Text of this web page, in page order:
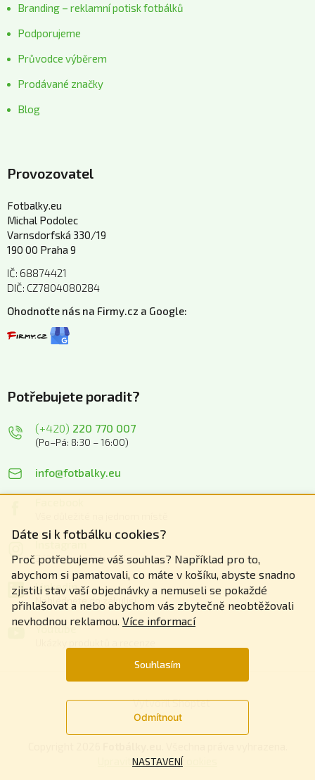
Dáte si k fotbálku cookies?
Proč potřebujeme váš souhlas? Například pro to,
abychom si pamatovali, co máte v košíku, abyste snadno
zjistili stav vaší objednávky a nemuseli se pokaždé
přihlašovat a nebo abychom vás zbytečně neobtěžovali
nevhodnou reklamou. Více informací
Souhlasím
NASTAVENÍ
Odmítnout
Branding – reklamní potisk fotbálků
Podporujeme
Průvodce výběrem
Prodávané značky
Blog
Provozovatel
Fotbalky.eu
Michal Podolec
Varnsdorfská 330/19
190 00 Praha 9
IČ: 68874421
DIČ: CZ7804080284
Ohodnoťte nás na Firmy.cz a Google:
Potřebujete poradit?
(+420) 220 770 007
(Po–Pá: 8:30 – 16:00)
info@fotbalky.eu
Zážitky z našich akcí
Linkedin
Nahlédněte do zákulisí
Youtube
Vytvořil Shoptet
Upravit nastavení cookies